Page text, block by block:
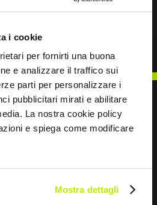
i cookie
per fornirti una buona
e analizzare il traffico sui
parti per personalizzare i
pubblicitari mirati e abilitare
La nostra cookie policy
e spiega come modificare
Mostra dettagli